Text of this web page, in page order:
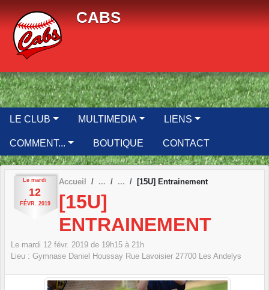
CABS
LE CLUB MULTIMEDIA LIENS
COMMENT... BOUTIQUE CONTACT
Le mardi
12
FÉVR. 2019
Accueil [15U] Entrainement
[15U]
ENTRAINEMENT
Le mardi 12 févr. 2019 de 19h15 à 21h
Lieu : Gymnase Daniel Houssay Rue Lavoisier 27700 Les Andelys